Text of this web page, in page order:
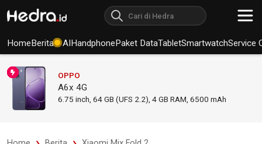
HomeBerita AIHandphonePaket DataTabletSmartwatchService
OPPO
A6x 4G
6.75 inch, 64 GB (UFS 2.2), 4 GB RAM 6500 mAh